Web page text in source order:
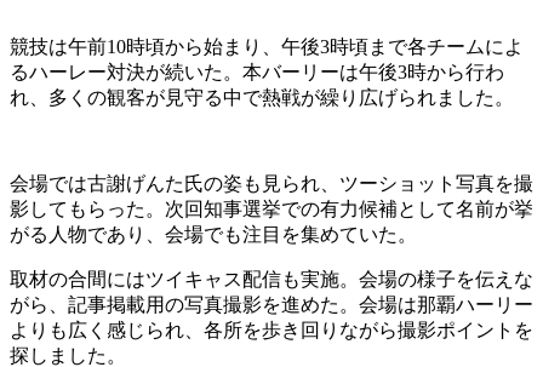
競技は午前10時頃から始まり、午後3時頃まで各チームによ
るハーレー対決が続いた。本バーリーは午後3時から行わ
れ、多くの観客が見守る中で熱戦が繰り広げられました。
会場では古謝げんた氏の姿も見られ、ツーショット写真を撮
影してもらった。次回知事選挙での有力候補として名前が挙
がる人物であり、会場でも注目を集めていた。
取材の合間にはツイキャス配信も実施。会場の様子を伝えな
がら、記事掲載用の写真撮影を進めた。会場は那覇ハーリー
よりも広く感じられ、各所を歩き回りながら撮影ポイントを
探しました。